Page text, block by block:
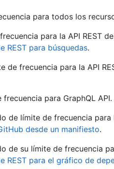
para todos los
para la API REST
REST para búsquedas.
de frecuencia para la API
para GraphQL API.
de límite de frecuencia para
desde un manifiesto.
de su límite de frecuencia
REST para el gráfico de